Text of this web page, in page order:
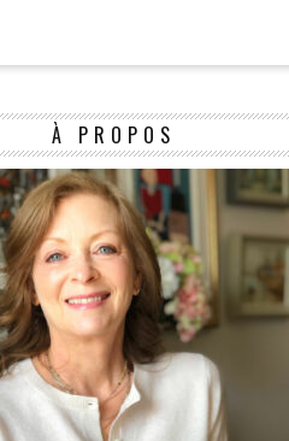
À PROPOS